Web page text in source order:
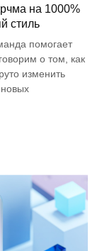
на 1000%
стиль
помогает
о том, как
изменить